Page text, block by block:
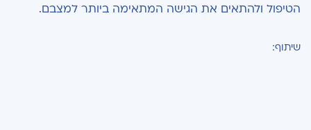
הטיפול ולהתאים את הגישה המתאימה ביותר למצבם.
שיתוף: